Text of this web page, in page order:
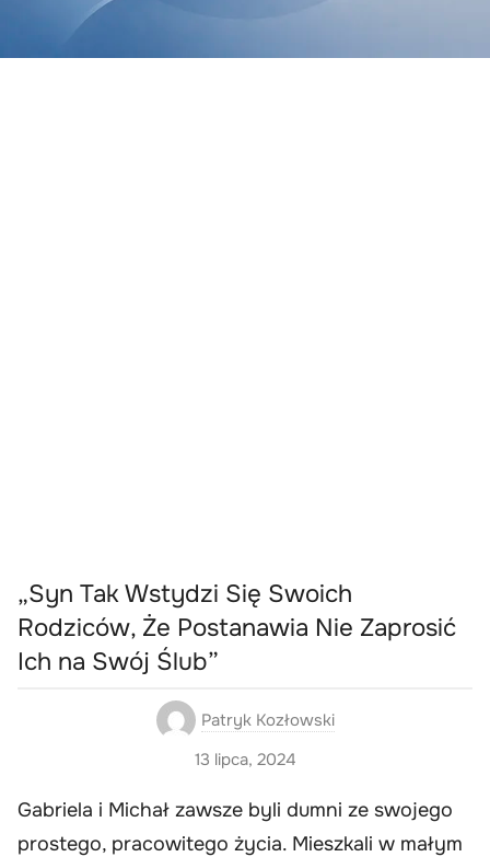
„Syn Tak Wstydzi Się Swoich
Rodziców, Że Postanawia Nie Zaprosić
Ich na Swój Ślub”
Patryk Kozłowski
13 lipca, 2024
Gabriela i Michał zawsze byli dumni ze swojego
prostego, pracowitego życia. Mieszkali w małym